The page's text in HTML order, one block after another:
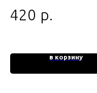
420 р.
в корзину